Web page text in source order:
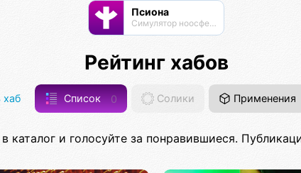
Псиона
Cимулятор ноосферы
Рейтинг хабов
хаб Список 0 Солики Применения
каталог и голосуйте за понравившиеся.